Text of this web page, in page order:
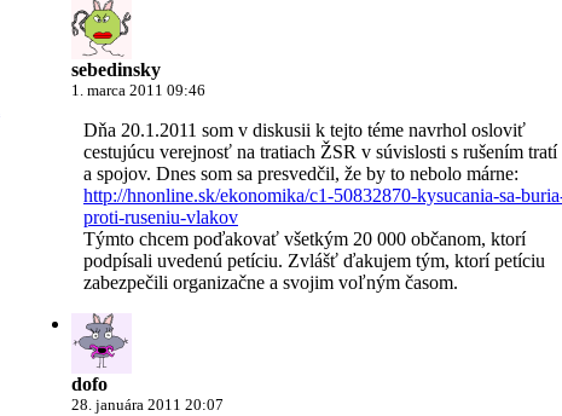
sebedinsky
1. marca 2011 09:46
Dňa 20.1.2011 som v diskusii k tejto téme navrhol osloviť
cestujúcu verejnosť na tratiach ŽSR v súvislosti s rušením tratí
a spojov. Dnes som sa presvedčil, že by to nebolo márne:
http://hnonline.sk/ekonomika/c1-50832870-kysucania-sa-
proti-ruseniu-vlakov
Týmto chcem poďakovať všetkým 20 000 občanom, ktorí
podpísali uvedenú petíciu. Zvlášť ďakujem tým, ktorí petíciu
zabezpečili organizačne a svojim voľným časom.
dofo
28. januára 2011 20:07